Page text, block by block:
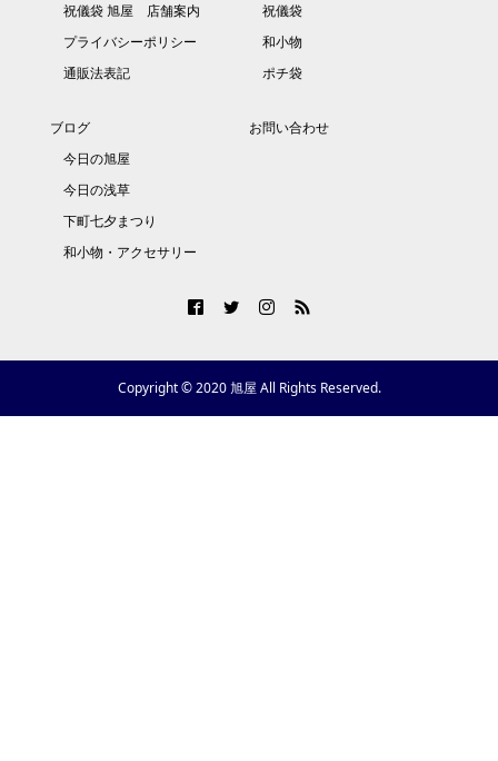
祝儀袋 旭屋 店舗案内
プライバシーポリシー
通販法表記
祝儀袋
和小物
ポチ袋
ブログ
今日の旭屋
今日の浅草
下町七夕まつり
和小物・アクセサリー
お問い合わせ
Copyright © 2020 旭屋 All Rights Reserved.